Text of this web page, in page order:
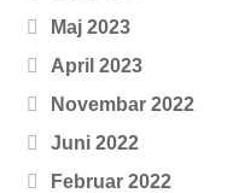
Maj 2023
April 2023
Novembar 2022
Juni 2022
Februar 2022